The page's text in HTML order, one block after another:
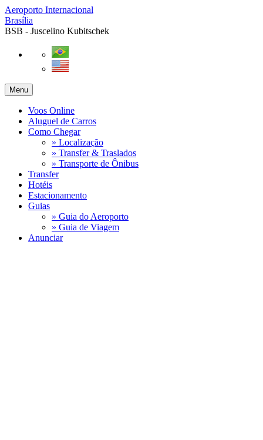
Aeroporto Internacional
Brasília
BSB - Juscelino Kubitschek
Menu
Voos Online
Aluguel de Carros
Como Chegar
» Localização
» Transfer & Traslados
» Transporte de Ônibus
Transfer
Hotéis
Estacionamento
Guias
» Guia do Aeroporto
» Guia de Viagem
Anunciar